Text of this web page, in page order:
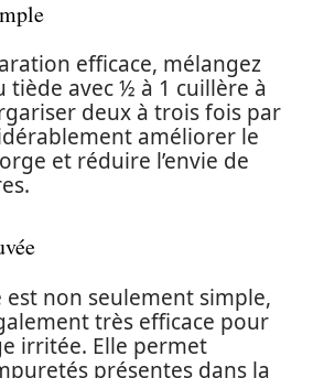
efficace, mélangez
tiède avec ½ à 1 cuillère à
deux à trois fois par
améliorer le
et réduire l’envie de
non seulement simple,
très efficace pour
irritée. Elle permet
présentes dans la